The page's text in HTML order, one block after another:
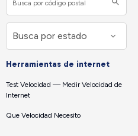
Herramientas de internet
Test Velocidad — Medir Velocidad de
Internet
Que Velocidad Necesito